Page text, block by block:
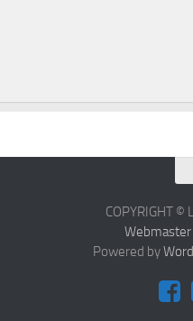
COPYRIGHT ©
Webmaster
Powered by